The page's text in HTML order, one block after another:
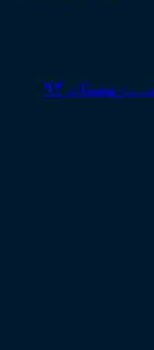
زمستان ۹۳